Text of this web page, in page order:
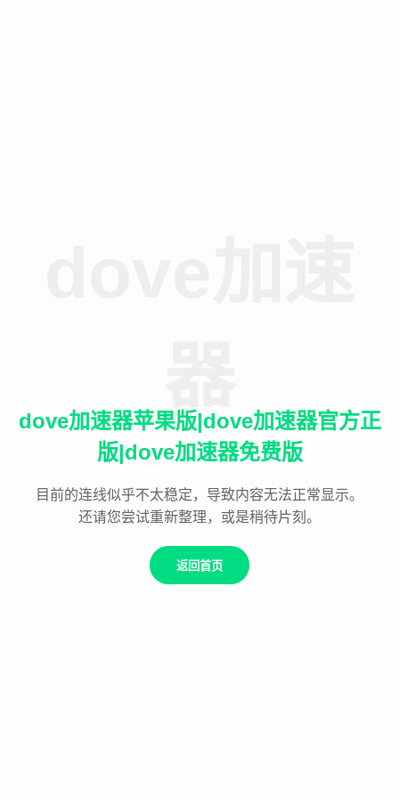
dove加速器苹果版|dove加速器官方正
版|dove加速器免费版
目前的连线似乎不太稳定，导致内容无法正常显示。
还请您尝试重新整理，或是稍待片刻。
返回首页